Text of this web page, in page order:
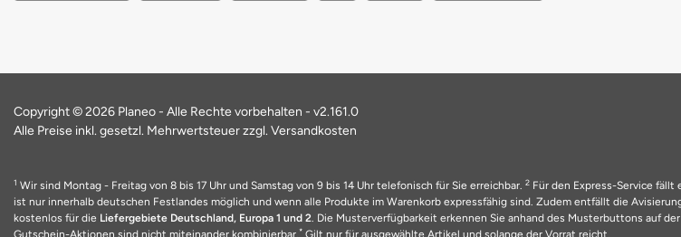
Copyright © 2026 Planeo - Alle Rechte vorbehalten - v2.161.0
Alle Preise inkl. gesetzl. Mehrwertsteuer zzgl. Versandkosten
1 Wir sind Montag - Freitag von 8 bis 17 Uhr und Samstag von 9 bis 14 Uhr telefonisch für Sie erreichbar. 2 Für den Express-Service fällt
ist nur innerhalb deutschen Festlandes möglich und wenn alle Produkte im Warenkorb expressfähig sind. Zudem entfällt die
kostenlos für die Liefergebiete Deutschland, Europa 1 und 2. Die Musterverfügbarkeit erkennen Sie anhand des Musterbuttons auf
*